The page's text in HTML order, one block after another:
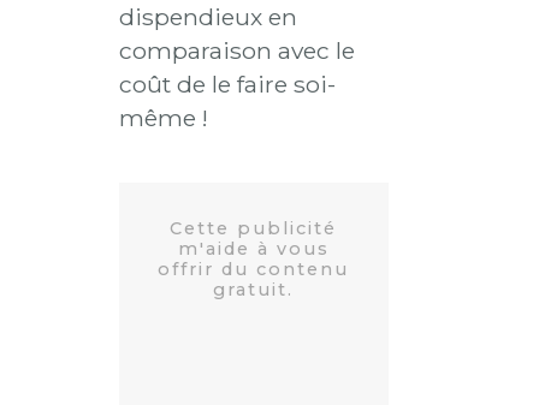
dispendieux en
comparaison avec le
coût de le faire soi-
même !